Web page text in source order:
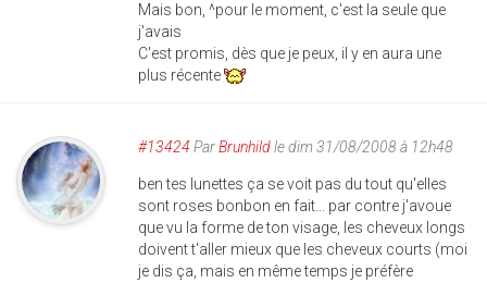
Mais bon, ^pour le moment, c'est la seule que
j'avais
C'est promis, dès que je peux, il y en aura une
plus récente
#13424 ParBrunhildle dim 31/08/2008 à 12h48
ben tes lunettes ça se voit pas du tout qu'elles
sont roses bonbon en fait... par contre j'avoue
que vu la forme de ton visage, les cheveux longs
doivent t'aller mieux que les cheveux courts (moi
je dis ça, mais en même temps je préfère